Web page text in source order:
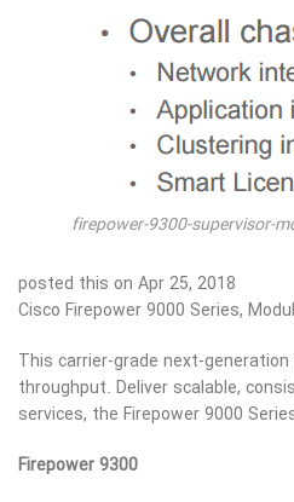
firepower-9300-supervisor-
posted this on Apr 25, 2018
Cisco Firepower 9000 Series,
This carrier-grade next-
throughput. Deliver scalable,
services, the Firepower 9000
Firepower 9300